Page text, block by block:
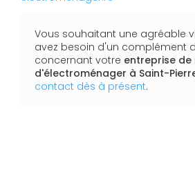
Vous souhaitant une agréable
avez besoin d'un complément
concernant votre entreprise
d'électroménager à Saint-
contact dès à présent.